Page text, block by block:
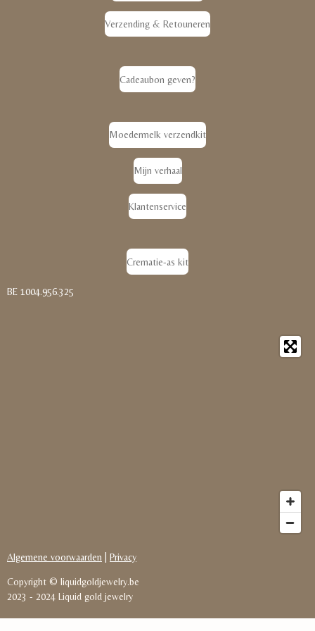
Verzending & Retouneren
Cadeaubon geven?
Moedermelk verzendkit
Mijn verhaal
Klantenservice
Crematie-as kit
BE 1004.956.325
Algemene voorwaarden Privacy
Copyright © liquidgoldjewelry.be
2023 - 2024 Liquid gold jewelry